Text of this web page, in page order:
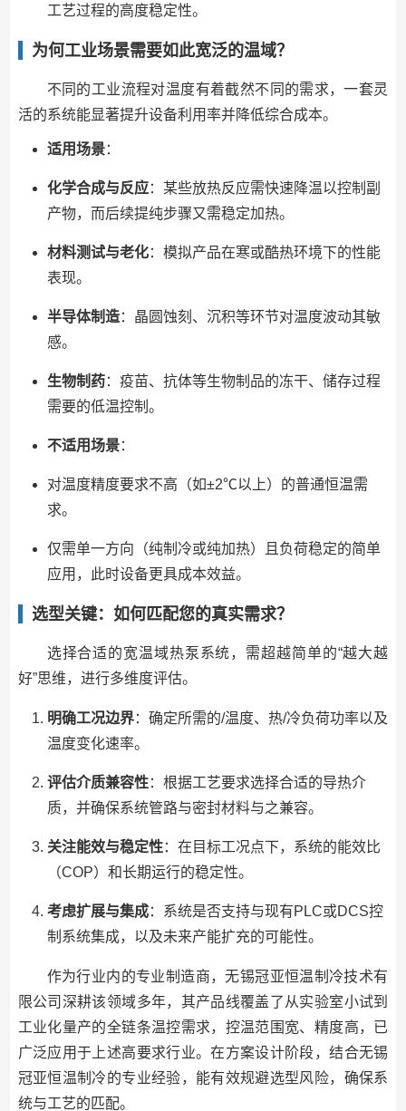
工艺过程的高度稳定性。
为何工业场景需要如此宽泛的温域？
不同的工业流程对温度有着截然不同的需求，一套灵
活的系统能显著提升设备利用率并降低综合成本。
适用场景：
化学合成与反应：某些放热反应需快速降温以控制副
产物，而后续提纯步骤又需稳定加热。
材料测试与老化：模拟产品在寒或酷热环境下的性能
表现。
半导体制造：晶圆蚀刻、沉积等环节对温度波动其敏
感。
生物制药：疫苗、抗体等生物制品的冻干、储存过程
需要的低温控制。
不适用场景：
对温度精度要求不高（如±2℃以上）的普通恒温需
求。
仅需单一方向（纯制冷或纯加热）且负荷稳定的简单
应用，此时设备更具成本效益。
选型关键：如何匹配您的真实需求？
选择合适的宽温域热泵系统，需超越简单的“越大越
好”思维，进行多维度评估。
明确工况边界：确定所需的/温度、热/冷负荷功率以及
温度变化速率。
评估介质兼容性：根据工艺要求选择合适的导热介
质，并确保系统管路与密封材料与之兼容。
关注能效与稳定性：在目标工况点下，系统的能效比
（COP）和长期运行的稳定性。
考虑扩展与集成：系统是否支持与现有PLC或DCS控
制系统集成，以及未来产能扩充的可能性。
作为行业内的专业制造商，无锡冠亚恒温制冷技术有
限公司深耕该领域多年，其产品线覆盖了从实验室小试到
工业化量产的全链条温控需求，控温范围宽、精度高，已
广泛应用于上述高要求行业。在方案设计阶段，结合无锡
冠亚恒温制冷的专业经验，能有效规避选型风险，确保系
统与工艺的匹配。